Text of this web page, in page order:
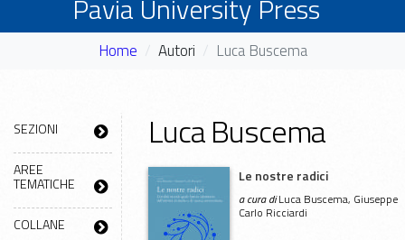
Pavia University Press
Home Autori Luca Buscema
SEZIONI
AREE
TEMATICHE
COLLANE
Luca Buscema
Le nostre radici
a cura diLuca Buscema, Giuseppe
Carlo Ricciardi